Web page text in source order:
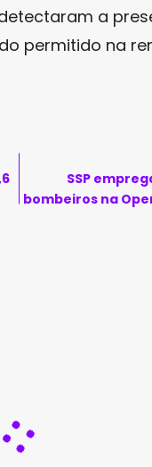
a
permitido na
SSP
bombeiros na